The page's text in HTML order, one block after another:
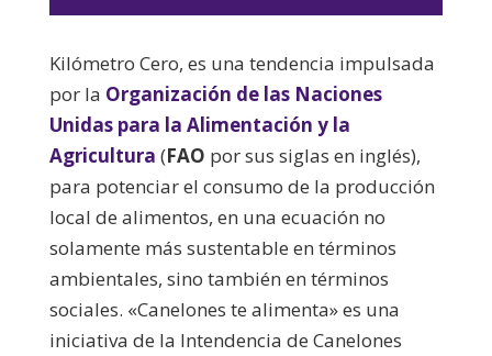
Kilómetro Cero, es una tendencia impulsada
por la Organización de las Naciones
Unidas para la Alimentación y la
Agricultura (FAO por sus siglas en inglés),
para potenciar el consumo de la producción
local de alimentos, en una ecuación no
solamente más sustentable en términos
ambientales, sino también en términos
sociales. «Canelones te alimenta» es una
iniciativa de la Intendencia de Canelones